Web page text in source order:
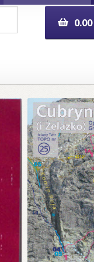
0.00
Help in English